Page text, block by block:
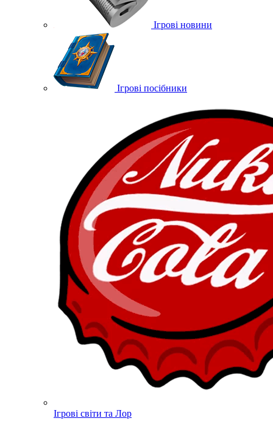
Ігрові новини
Ігрові посібники
Ігрові світи та Лор